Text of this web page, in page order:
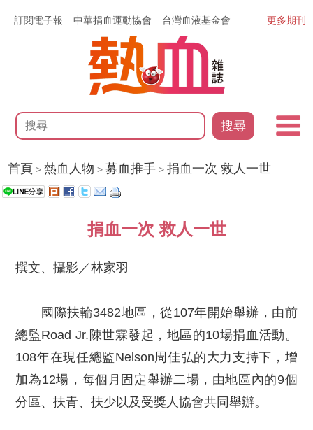
訂閱電子報 中華捐血運動協會 台灣血液基金會
搜尋
更多期刊
首頁 >熱血人物 >募血推手 >捐血一次 救人一世
捐血一次 救人一世
撰文、攝影／林家羽
國際扶輪3482地區，從107年開始舉辦，由前
總監Road Jr.陳世霖發起，地區的10場捐血活動。
108年在現任總監Nelson周佳弘的大力支持下，增
加為12場，每個月固定舉辦二場，由地區內的9個
分區、扶青、扶少以及受獎人協會共同舉辦。